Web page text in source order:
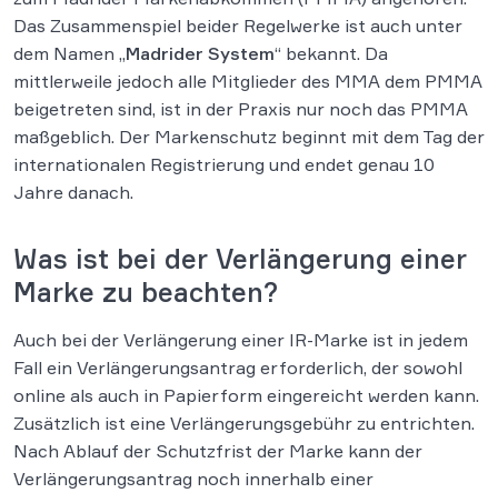
Das Zusammenspiel beider Regelwerke ist auch unter
dem Namen „Madrider System“ bekannt. Da
mittlerweile jedoch alle Mitglieder des MMA dem PMMA
beigetreten sind, ist in der Praxis nur noch das PMMA
maßgeblich. Der Markenschutz beginnt mit dem Tag der
internationalen Registrierung und endet genau 10
Jahre danach.
Was ist bei der Verlängerung einer
Marke zu beachten?
Auch bei der Verlängerung einer IR-Marke ist in jedem
Fall ein Verlängerungsantrag erforderlich, der sowohl
online als auch in Papierform eingereicht werden kann.
Zusätzlich ist eine Verlängerungsgebühr zu entrichten.
Nach Ablauf der Schutzfrist der Marke kann der
Verlängerungsantrag noch innerhalb einer